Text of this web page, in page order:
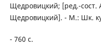
Щедровицкий; [ред.-сост.
Щедровицкий]. - М.: Шк.
- 760 с.